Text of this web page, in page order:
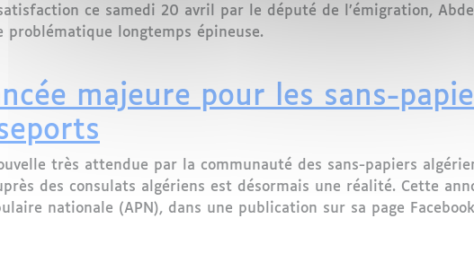
ce samedi 20 avril par le député de l’émigration,
problématique longtemps épineuse.
majeure pour les sans-
très attendue par la communauté des sans-papiers
des consulats algériens est désormais une réalité. Cette
nationale (APN), dans une publication sur sa page